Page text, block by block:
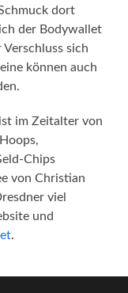
dort
der Bodywallet
sich
können auch
im Zeitalter von
Chips
von Christian
viel
und
.